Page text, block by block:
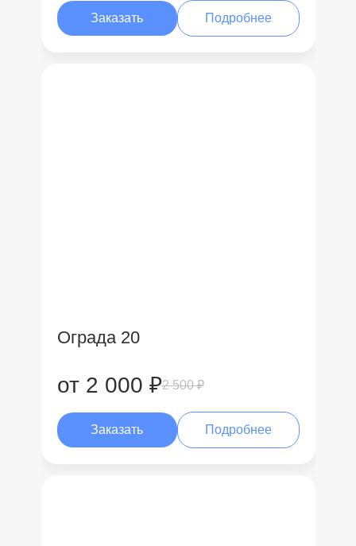
Заказать Подробнее
Ограда 20
от 2 000 ₽2 500 ₽
Заказать Подробнее